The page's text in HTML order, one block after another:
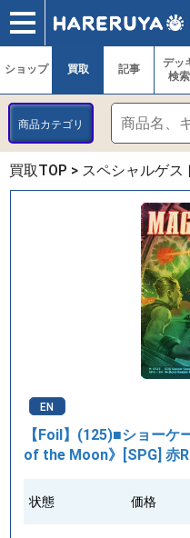
ショップ
買取
記事
デッキ検索
デッキ構築
選手一覧
店舗一覧
イベント
ヘルプ
お問い合わせ
ショップ 買取 記事
デッ
検索
商品カテゴリ
買取TOP > スペシャルゲス
EN
【Foil】(125)■ショー
of the Moon》[SPG] 赤R
状態 価格